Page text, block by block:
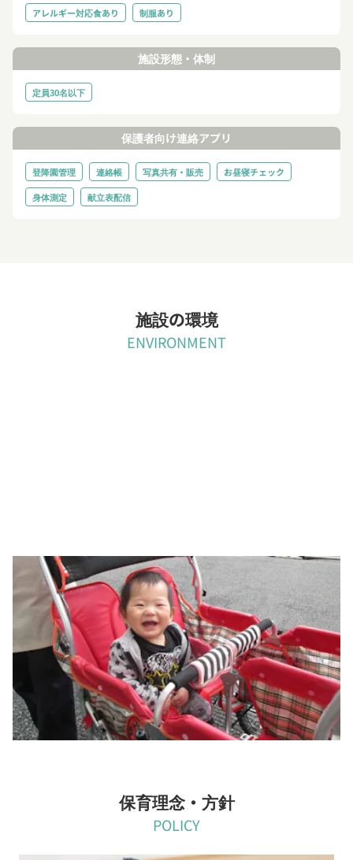
アレルギー対応食あり 制服あり
施設形態・体制
定員30名以下
保護者向け連絡アプリ
登降園管理 連絡帳 写真共有・販売
お昼寝チェック
身体測定
献立表配信
施設の環境
ENVIRONMENT
阪急電車見学や消防署が人気のお散歩コースです。
徒歩5分圏内に阪急電車の線路や消防署があり、今日はどうする？
と子ども達と相談しながらコースを決めてお散歩に出発します。
電車を見て皆で手を振ったり、消防署では訓練を見せてもらった
りと、乗り物好きには最高の立地です。
保育理念・方針
POLICY